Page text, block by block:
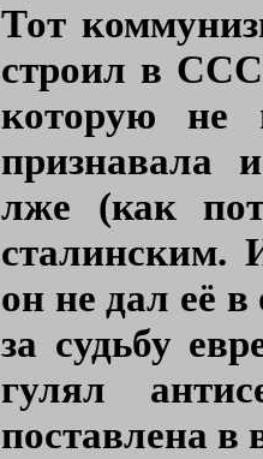
Тот
строил в
которую не
признавала
лже (как
сталинским.
он не дал её
за судьбу
гулял
поставлена в